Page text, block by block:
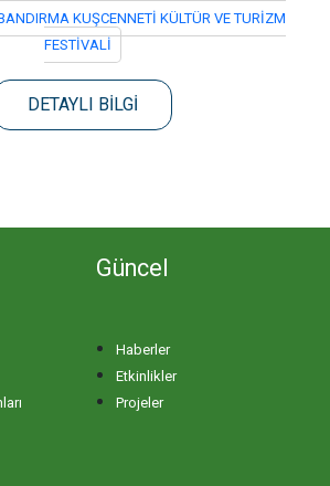
KUŞCENNETİ KÜLTÜR VE TURİZM
FESTİVALİ
DETAYLI BİLGİ
Güncel
Haberler
Etkinlikler
Projeler